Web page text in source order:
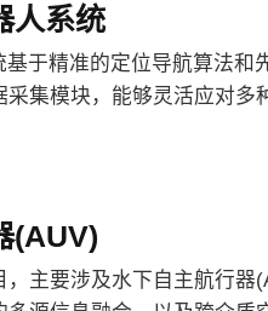
人系统
于精准的定位导航算法
集模块，能够灵活应对多
(AUV)
主要涉及水下自主航行